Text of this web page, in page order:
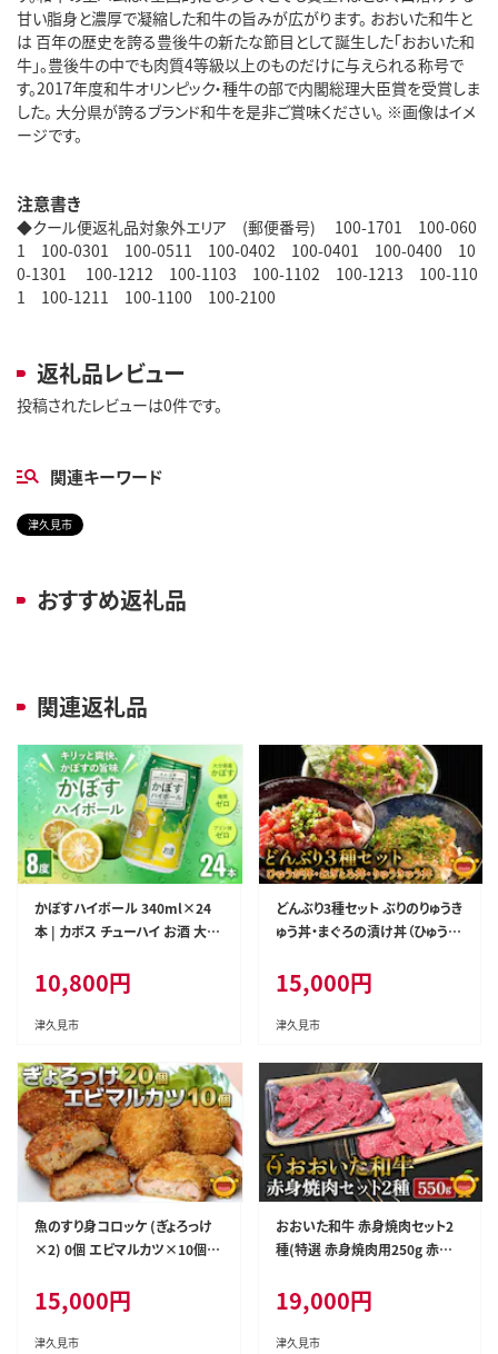
甘い脂身と濃厚で凝縮した和牛の旨みが広がります。 おおいた和牛と
は 百年の歴史を誇る豊後牛の新たな節目として誕生した「おおいた和
牛」。豊後牛の中でも肉質4等級以上のものだけに与えられる称号で
す。2017年度和牛オリンピック・種牛の部で内閣総理大臣賞を受賞しま
した。 大分県が誇るブランド和牛を是非ご賞味ください。 ※画像はイメ
ージです。
注意書き
◆クール便返礼品対象外エリア (郵便番号) 100-1701 100-060
1 100-0301 100-0511 100-0402 100-0401 100-0400 10
0-1301 100-1212 100-1103 100-1102 100-1213 100-110
1 100-1211 100-1100 100-2100
返礼品レビュー
投稿されたレビューは0件です。
関連キーワード
津久見市
おすすめ返礼品
関連返礼品
かぼすハイボール 340ml×24
本 | カボス チューハイ お酒 大分
10,800円
津久見市
どんぶり3種セット ぶりのりゅうき
ゅう丼・まぐろの漬け丼（ひゅうが
ット| 海鮮丼 大分県 九州 津久見
市 国産
15,000円
津久見市
魚のすり身コロッケ (ぎょろっけ
×2) 0個 エビマルカツ×10個セ
九州 津久見市 国産
15,000円
津久見市
おおいた和牛 赤身焼肉セット2
種(特選 赤身焼肉用250g 赤身
牛 黒毛和牛 ミスジ サンカク も
も肉 赤身肉 焼き肉 焼肉 バーベ
キュー 大分県産 九州産 津久見
19,000円
津久見市